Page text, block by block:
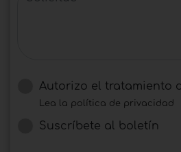
Autorizo ​​el tratamiento
Lea la política de privacidad
Suscríbete al boletín